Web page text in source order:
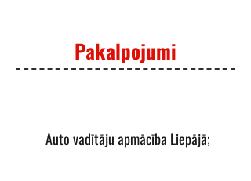
Pakalpojumi
Auto vadītāju apmācība Liepājā;